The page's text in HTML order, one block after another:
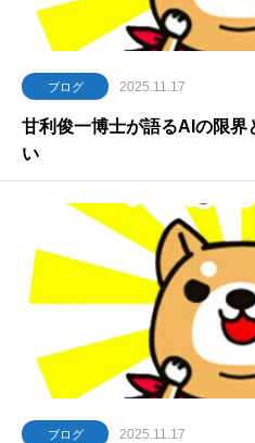
ブログ 2025.11.17
甘利俊一博士が語るAIの限界
い
ブログ 2025.11.17